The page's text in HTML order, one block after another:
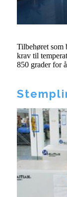
Tilbehøret som
krav til
850 grader for